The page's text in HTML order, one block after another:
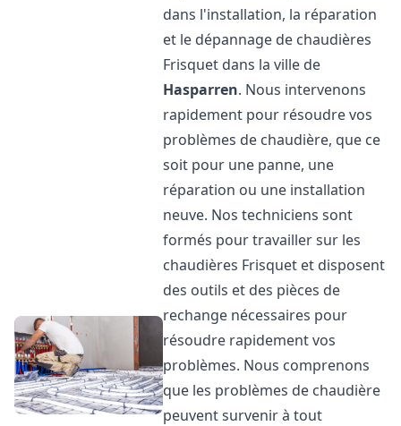
dans l'installation, la réparation
et le dépannage de chaudières
Frisquet dans la ville de
Hasparren. Nous intervenons
rapidement pour résoudre vos
problèmes de chaudière, que ce
soit pour une panne, une
réparation ou une installation
neuve. Nos techniciens sont
formés pour travailler sur les
chaudières Frisquet et disposent
des outils et des pièces de
rechange nécessaires pour
résoudre rapidement vos
problèmes. Nous comprenons
que les problèmes de chaudière
peuvent survenir à tout